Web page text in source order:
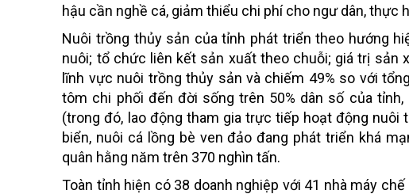
hậu cần nghề cá, giảm thiểu chi phí cho ngư dân, thực
Nuôi trồng thủy sản của tỉnh phát triển theo hướng
nuôi; tổ chức liên kết sản xuất theo chuỗi; giá trị sản
lĩnh vực nuôi trồng thủy sản và chiếm 49% so với
tôm chi phối đến đời sống trên 50% dân số của
(trong đó, lao động tham gia trực tiếp hoạt động nuôi
biển, nuôi cá lồng bè ven đảo đang phát triển khá
quân hằng năm trên 370 nghìn tấn.
Toàn tỉnh hiện có 38 doanh nghiệp với 41 nhà máy